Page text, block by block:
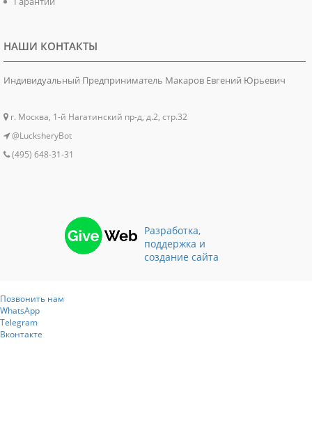
НАШИ КОНТАКТЫ
Индивидуальный Предприниматель Макаров Евгений Юрьевич
г. Москва, 1-й Нагатинский пр-д, д.2, стр.32
@LucksheryBot
(495) 648-31-31
Разработка,
поддержка и
создание сайта
Позвонить нам
WhatsApp
Telegram
Вконтакте